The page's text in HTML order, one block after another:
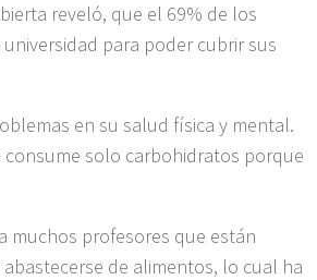
reveló, que el 69% de los
para poder cubrir sus
en su salud física y mental.
solo carbohidratos porque
muchos profesores que están
de alimentos, lo cual ha